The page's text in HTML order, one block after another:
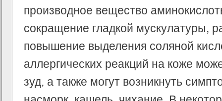
производное вещество
сокращение гладкой мускулатуры,
повышение выделения соляной
аллергических реакций на коже
зуд, а также могут возникнуть